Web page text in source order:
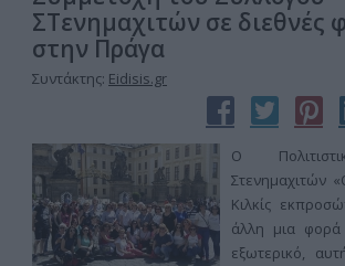
ΣΤενημαχιτών σε διεθνές
στην Πράγα
Συντάκτης: Eidisis.gr
Ο
Στενημαχιτών
Κιλκίς
άλλη μια
εξωτερικό,